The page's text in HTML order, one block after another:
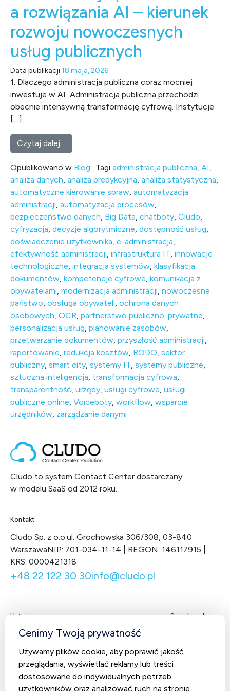
a rozwiązania AI – kierunek
rozwoju nowoczesnych
usług publicznych
Data publikacji18 maja, 2026
1. Dlaczego administracja publiczna coraz mocniej
inwestuje w AI Administracja publiczna przechodzi
obecnie intensywną transformację cyfrową. Instytucje
[…]
Czytaj dalej…
Opublikowano w Blog Tagi administracja publiczna, AI,
analiza danych, analiza predykcyjna, analiza statystyczna,
automatyczne kierowanie spraw, automatyzacja
administracji, automatyzacja procesów,
bezpieczeństwo danych, Big Data, chatboty, Cludo,
cyfryzacja, decyzje algorytmiczne, dostępność usług,
doświadczenie użytkownika, e-administracja,
efektywność administracji, infrastruktura IT, innowacje
technologiczne, integracja systemów, klasyfikacja
dokumentów, kompetencje cyfrowe, komunikacja z
obywatelami, modernizacja administracji, nowoczesne
państwo, obsługa obywateli, ochrona danych
osobowych, OCR, partnerstwo publiczno-prywatne,
personalizacja usług, planowanie zasobów,
przetwarzanie dokumentów, przyszłość administracji,
raportowanie, redukcja kosztów, RODO, sektor
publiczny, smart city, systemy IT, systemy publiczne,
sztuczna inteligencja, transformacja cyfrowa,
transparentność, urzędy, usługi cyfrowe, usługi
publiczne online, Voiceboty, workflow, wsparcie
urzędników, zarządzanie danymi
Cludo to system Contact Center dostarczany
w modelu SaaS od 2012 roku.
Kontakt
Cludo Sp. z o.o.ul. Grochowska 306/308, 03-840
WarszawaNIP: 701-034-11-14 | REGON: 146117915 |
KRS: 0000421318
+48 22 122 30 30info@cludo.pl
Usługi
Contact Center
CludoCRM
Telekomunikacja
AI Studio – Sztuczna inteligencja
Social media
Cenimy Twoją prywatność
Używamy plików cookie, aby poprawić jakość
przeglądania, wyświetlać reklamy lub treści
dostosowane do indywidualnych potrzeb
użytkowników oraz analizować ruch na stronie.